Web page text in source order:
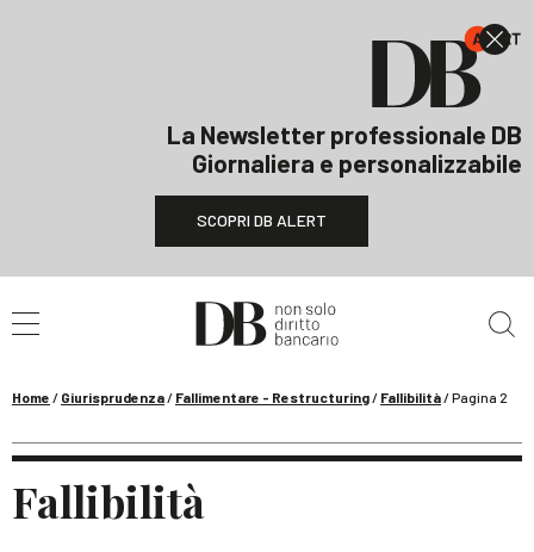
La Newsletter professionale DB
Giornaliera e personalizzabile
SCOPRI DB ALERT
Home / Giurisprudenza/ Fallimentare - Restructuring/ Fallibilità/Pagina 2
Fallibilità